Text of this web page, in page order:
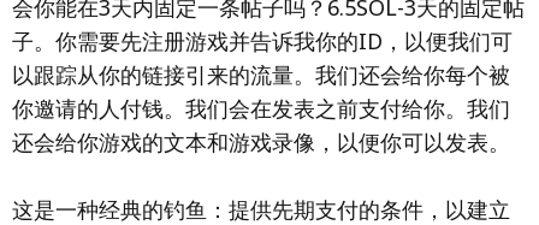
会你能在3天内固定一条帖子吗？6.5SOL-3天的固定帖
子。你需要先注册游戏并告诉我你的ID，以便我们可
以跟踪从你的链接引来的流量。我们还会给你每个被
你邀请的人付钱。我们会在发表之前支付给你。我们
还会给你游戏的文本和游戏录像，以便你可以发表。
这是一种经典的钓鱼：提供先期支付的条件，以建立